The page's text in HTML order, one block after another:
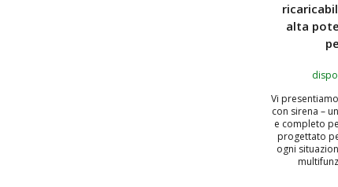
alta
Vi
con sirena –
e completo
progettato
ogni